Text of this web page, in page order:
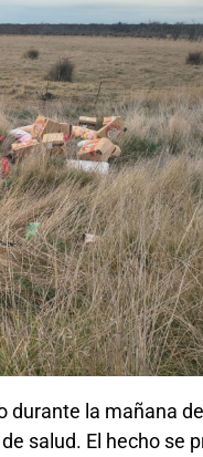
la mañana
salud. El hecho se